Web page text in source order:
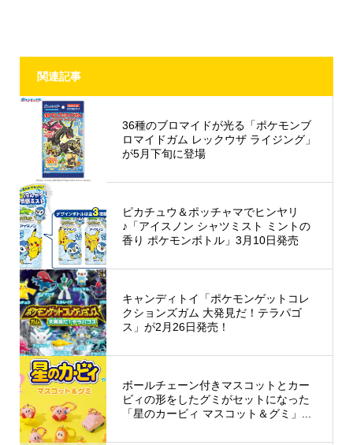
関連記事
36種のブロマイドが光る「ポケモンブ
ロマイドガム レックウザ ライジング」
が5月下旬に登場
ピカチュウ＆ポッチャマでヒンヤリ
♪「アイスノン シャツミスト ミントの
香り ポケモンボトル」3月10日発売
キャンディトイ「ポケモンゲットコレ
クションズガム 大発見だ！テラパゴ
ス」が2月26日発売！
ボールチェーン付きマスコットとカー
ビィの形をしたグミがセットになった
「星のカービィ マスコット＆グミ」...